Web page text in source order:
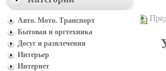
Авто. Мото. Транспорт
Бытовая и оргтехника
Досуг и развлечения
Интерьер
Интернет